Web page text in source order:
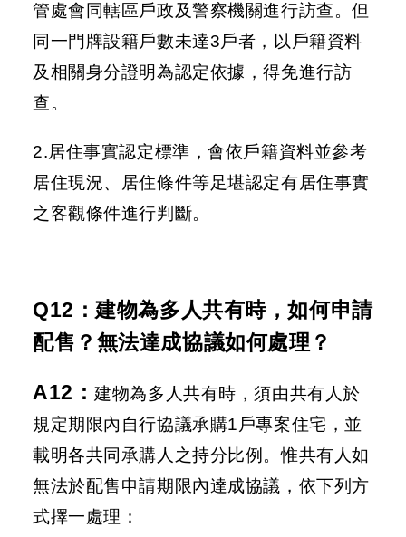
管處會同轄區戶政及警察機關進行訪查。但
同一門牌設籍戶數未達3戶者，以戶籍資料
及相關身分證明為認定依據，得免進行訪
查。
2.居住事實認定標準，會依戶籍資料並參考
居住現況、居住條件等足堪認定有居住事實
之客觀條件進行判斷。
Q12：建物為多人共有時，如何申請
配售？無法達成協議如何處理？
A12 ：建物為多人共有時，須由共有人於
規定期限內自行協議承購1戶專案住宅，並
載明各共同承購人之持分比例。惟共有人如
無法於配售申請期限內達成協議，依下列方
式擇一處理：